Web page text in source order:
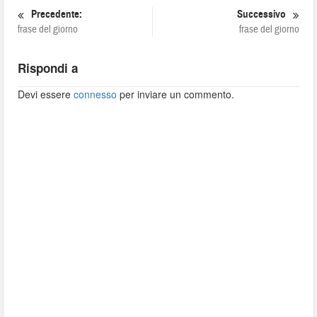
Precedente:
frase del giorno
Successivo
frase del giorno
Rispondi a
Devi essereconnesso per inviare un commento.